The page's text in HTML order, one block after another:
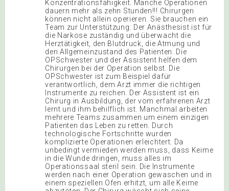
Konzentrationsfähigkeit. Manche Operationen
dauern mehr als zehn Stunden!!! Chirurgen
können nicht allein operieren. Sie brauchen ein
Team zur Unterstützung: Der Anästhesist ist für
die Narkose zuständig und überwacht die
Herztätigkeit, den Blutdruck, die Atmung und
den Allgemeinzustand des Patienten. Die
OPSchwester und der Assistent helfen dem
Chirurgen bei der Operation selbst. Die
OPSchwester ist zum Beispiel dafür
verantwortlich, dem Arzt immer die richtigen
Instrumente zu reichen. Der Assistent ist ein
Chirurg in Ausbildung, der vom erfahrenen Arzt
lernt und ihm behilflich ist. Manchmal arbeiten
mehrere Teams zusammen um einem einzigen
Patienten das Leben zu retten. Durch
technologische Fortschritte wurden
komplizierte Operationen erleichtert. Da
unbedingt vermieden werden muss, dass Keime
in die Wunde dringen, muss alles im
Operationssaal steril sein. Die Instrumente
werden nach einer Operation gewaschen und in
einem speziellen Ofen erhitzt, um alle Keime